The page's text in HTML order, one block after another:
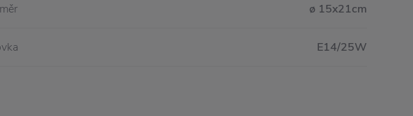
ø 15x21cm
E14/25W